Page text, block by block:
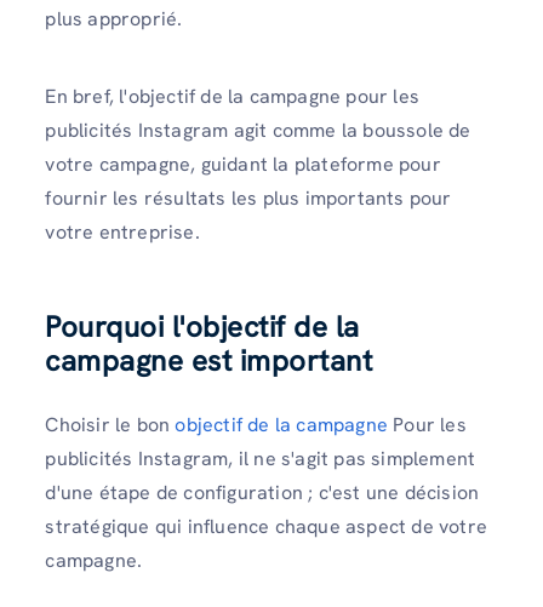
plus approprié.
En bref, l'objectif de la campagne pour les
publicités Instagram agit comme la boussole de
votre campagne, guidant la plateforme pour
fournir les résultats les plus importants pour
votre entreprise.
Pourquoi l'objectif de la
campagne est important
Choisir le bonobjectif de la campagne Pour les
publicités Instagram, il ne s'agit pas simplement
d'une étape de configuration ; c'est une décision
stratégique qui influence chaque aspect de votre
campagne.